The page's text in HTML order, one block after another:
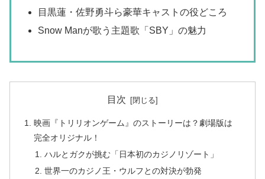
目黒蓮・佐野勇斗ら豪華キャストの役どころ
Snow Manが歌う主題歌「SBY」の魅力
目次
映画『トリリオンゲーム』のストーリーは？劇場版は
完全オリジナル！
ハルとガクが挑む「日本初のカジノリゾート」
世界一のカジノ王・ウルフとの対決が勃発